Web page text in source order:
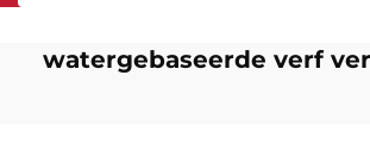
watergebaseerde verf